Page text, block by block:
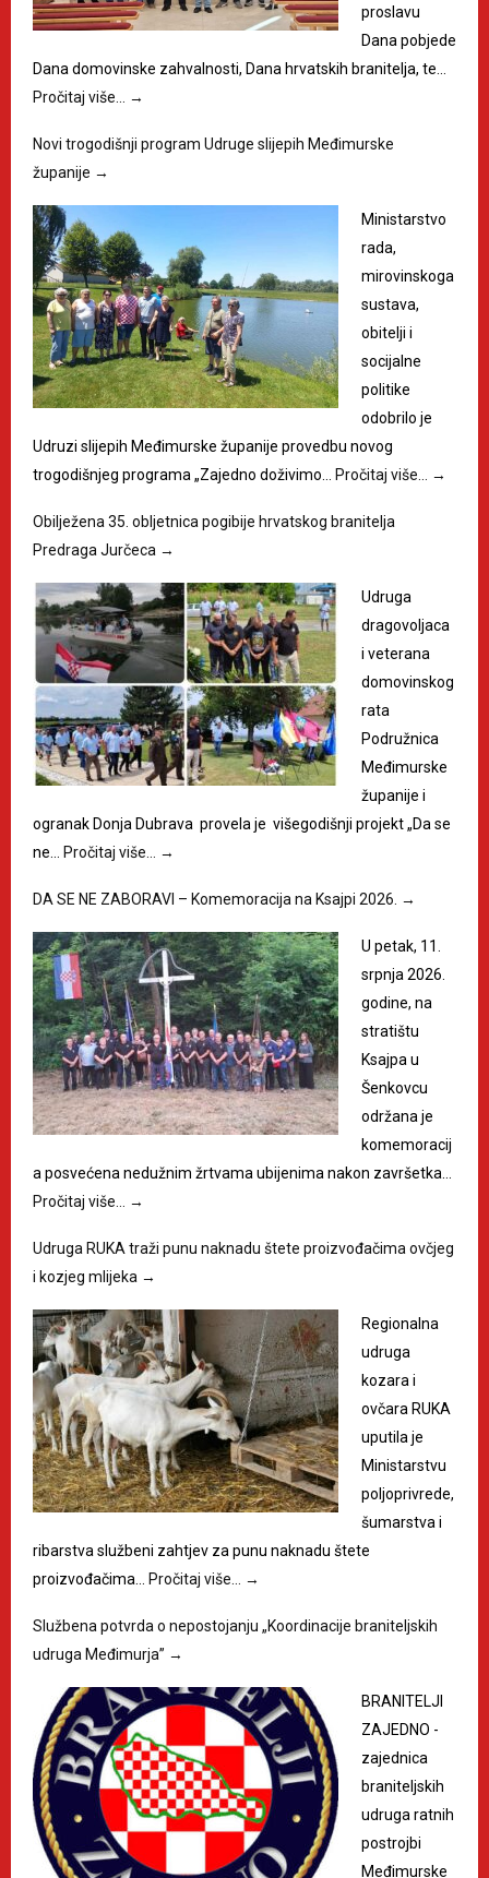
proslavu
Dana pobjede
Dana domovinske zahvalnosti, Dana hrvatskih branitelja, te…
Pročitaj više…
→
Novi trogodišnji program Udruge slijepih Međimurske
županije →
Ministarstvo
rada,
mirovinskoga
sustava,
obitelji i
socijalne
politike
odobrilo je
Udruzi slijepih Međimurske županije provedbu novog
trogodišnjeg programa „Zajedno doživimo…
Pročitaj više… →
Obilježena 35. obljetnica pogibije hrvatskog branitelja
Predraga Jurčeca →
Udruga
dragovoljaca
i veterana
domovinskog
rata
Podružnica
Međimurske
županije i
ogranak Donja Dubrava provela je višegodišnji projekt „Da se
ne…
Pročitaj više… →
DA SE NE ZABORAVI – Komemoracija na Ksajpi 2026. →
U petak, 11.
srpnja 2026.
godine, na
stratištu
Ksajpa u
Šenkovcu
održana je
komemoracij
a posvećena nedužnim žrtvama ubijenima nakon završetka…
Pročitaj više…
→
Udruga RUKA traži punu naknadu štete proizvođačima ovčjeg
i kozjeg mlijeka →
Regionalna
udruga
kozara i
ovčara RUKA
uputila je
Ministarstvu
poljoprivrede,
šumarstva i
ribarstva službeni zahtjev za punu naknadu štete
proizvođačima…
Pročitaj više… →
Službena potvrda o nepostojanju „Koordinacije braniteljskih
udruga Međimurja” →
BRANITELJI
ZAJEDNO -
zajednica
braniteljskih
udruga ratnih
postrojbi
Međimurske